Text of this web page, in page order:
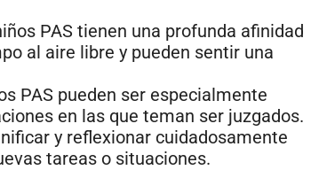
PAS tienen una profunda afinidad
al aire libre y pueden sentir una
PAS pueden ser especialmente
en las que teman ser juzgados.
y reflexionar cuidadosamente
tareas o situaciones.